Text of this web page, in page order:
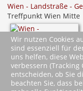
Wien - Landstraße -
Treffpunkt Wien Mitte
Wir nutzen Cookies
sind essenziell für
uns helfen, diese
verbessern (Tracking
entscheiden, ob Sie
beachten Sie, dass